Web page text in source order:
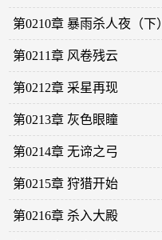
第0210章 暴雨杀人夜（下）
第0211章 风卷残云
第0212章 采星再现
第0213章 灰色眼瞳
第0214章 无谛之弓
第0215章 狩猎开始
第0216章 杀入大殿